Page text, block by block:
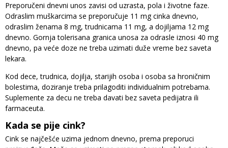
Preporučeni dnevni unos zavisi od uzrasta, pola i životne faze.
Odraslim muškarcima se preporučuje 11 mg cinka dnevno,
odraslim ženama 8 mg, trudnicama 11 mg, a dojiljama 12 mg
dnevno. Gornja tolerisana granica unosa za odrasle iznosi 40 mg
dnevno, pa veće doze ne treba uzimati duže vreme bez saveta
lekara.
Kod dece, trudnica, dojilja, starijih osoba i osoba sa hroničnim
bolestima, doziranje treba prilagoditi individualnim potrebama.
Suplemente za decu ne treba davati bez saveta pedijatra ili
farmaceuta.
Kada se pije cink?
Cink se najčešće uzima jednom dnevno, prema preporuci